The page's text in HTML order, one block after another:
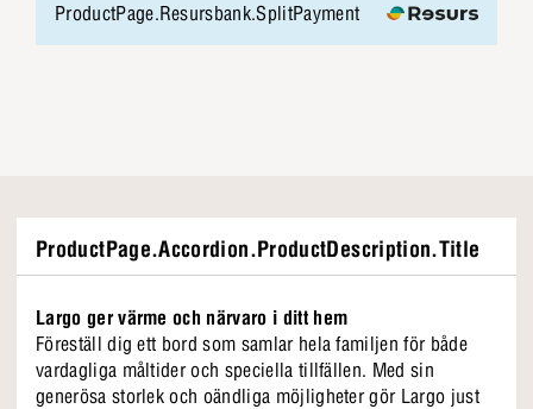
ProductPage.Resursbank.SplitPayment
ProductPage.Accordion.ProductDescription.Title
Largo ger värme och närvaro i ditt hem
Föreställ dig ett bord som samlar hela familjen för både
vardagliga måltider och speciella tillfällen. Med sin
generösa storlek och oändliga möjligheter gör Largo just